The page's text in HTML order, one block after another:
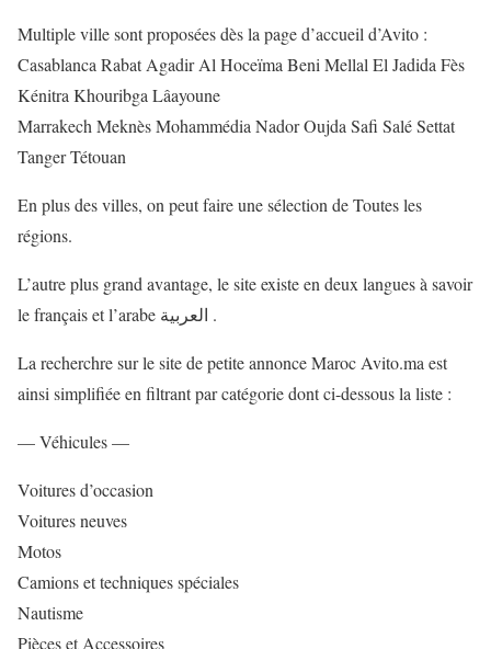
Multiple ville sont proposées dès la page d’accueil d’Avito :
Casablanca Rabat Agadir Al Hoceïma Beni Mellal El Jadida Fès
Kénitra Khouribga Lâayoune
Marrakech Meknès Mohammédia Nador Oujda Safi Salé Settat
Tanger Tétouan
En plus des villes, on peut faire une sélection de Toutes les
régions.
L’autre plus grand avantage, le site existe en deux langues à savoir
le français et l’arabe العربية .
La recherchre sur le site de petite annonce Maroc Avito.ma est
ainsi simplifiée en filtrant par catégorie dont ci-dessous la liste :
— Véhicules —
Voitures d’occasion
Voitures neuves
Motos
Camions et techniques spéciales
Nautisme
Pièces et Accessoires